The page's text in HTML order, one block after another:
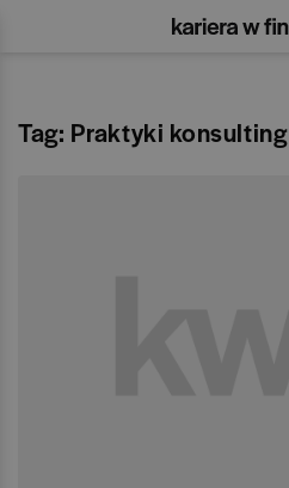
Tag: Praktyki konsulting